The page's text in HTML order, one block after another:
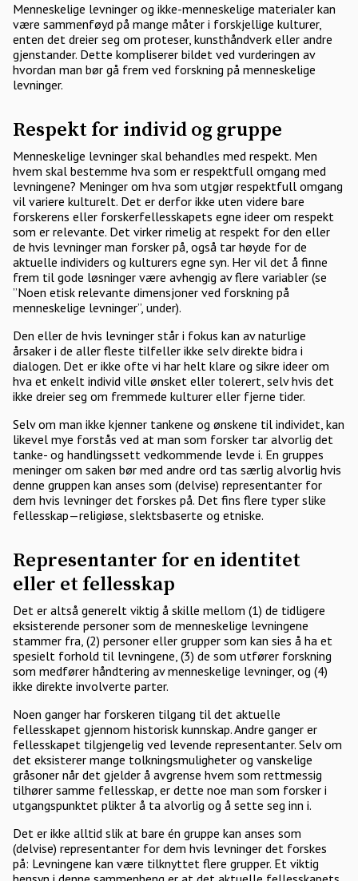
Menneskelige levninger og ikke-menneskelige materialer kan
være sammenføyd på mange måter i forskjellige kulturer,
enten det dreier seg om proteser, kunsthåndverk eller andre
gjenstander. Dette kompliserer bildet ved vurderingen av
hvordan man bør gå frem ved forskning på menneskelige
levninger.
Respekt for individ og gruppe
Menneskelige levninger skal behandles med respekt. Men
hvem skal bestemme hva som er respektfull omgang med
levningene? Meninger om hva som utgjør respektfull omgang
vil variere kulturelt. Det er derfor ikke uten videre bare
forskerens eller forskerfellesskapets egne ideer om respekt
som er relevante. Det virker rimelig at respekt for den eller
de hvis levninger man forsker på, også tar høyde for de
aktuelle individers og kulturers egne syn. Her vil det å finne
frem til gode løsninger være avhengig av flere variabler (se
”Noen etisk relevante dimensjoner ved forskning på
menneskelige levninger”, under).
Den eller de hvis levninger står i fokus kan av naturlige
årsaker i de aller fleste tilfeller ikke selv direkte bidra i
dialogen. Det er ikke ofte vi har helt klare og sikre ideer om
hva et enkelt individ ville ønsket eller tolerert, selv hvis det
ikke dreier seg om fremmede kulturer eller fjerne tider.
Selv om man ikke kjenner tankene og ønskene til individet, kan
likevel mye forstås ved at man som forsker tar alvorlig det
tanke- og handlingssett vedkommende levde i. En gruppes
meninger om saken bør med andre ord tas særlig alvorlig hvis
denne gruppen kan anses som (delvise) representanter for
dem hvis levninger det forskes på. Det fins flere typer slike
fellesskap—religiøse, slektsbaserte og etniske.
Representanter for en identitet
eller et fellesskap
Det er altså generelt viktig å skille mellom (1) de tidligere
eksisterende personer som de menneskelige levningene
stammer fra, (2) personer eller grupper som kan sies å ha et
spesielt forhold til levningene, (3) de som utfører forskning
som medfører håndtering av menneskelige levninger, og (4)
ikke direkte involverte parter.
Noen ganger har forskeren tilgang til det aktuelle
fellesskapet gjennom historisk kunnskap. Andre ganger er
fellesskapet tilgjengelig ved levende representanter. Selv om
det eksisterer mange tolkningsmuligheter og vanskelige
gråsoner når det gjelder å avgrense hvem som rettmessig
tilhører samme fellesskap, er dette noe man som forsker i
utgangspunktet plikter å ta alvorlig og å sette seg inn i.
Det er ikke alltid slik at bare én gruppe kan anses som
(delvise) representanter for dem hvis levninger det forskes
på: Levningene kan være tilknyttet flere grupper. Et viktig